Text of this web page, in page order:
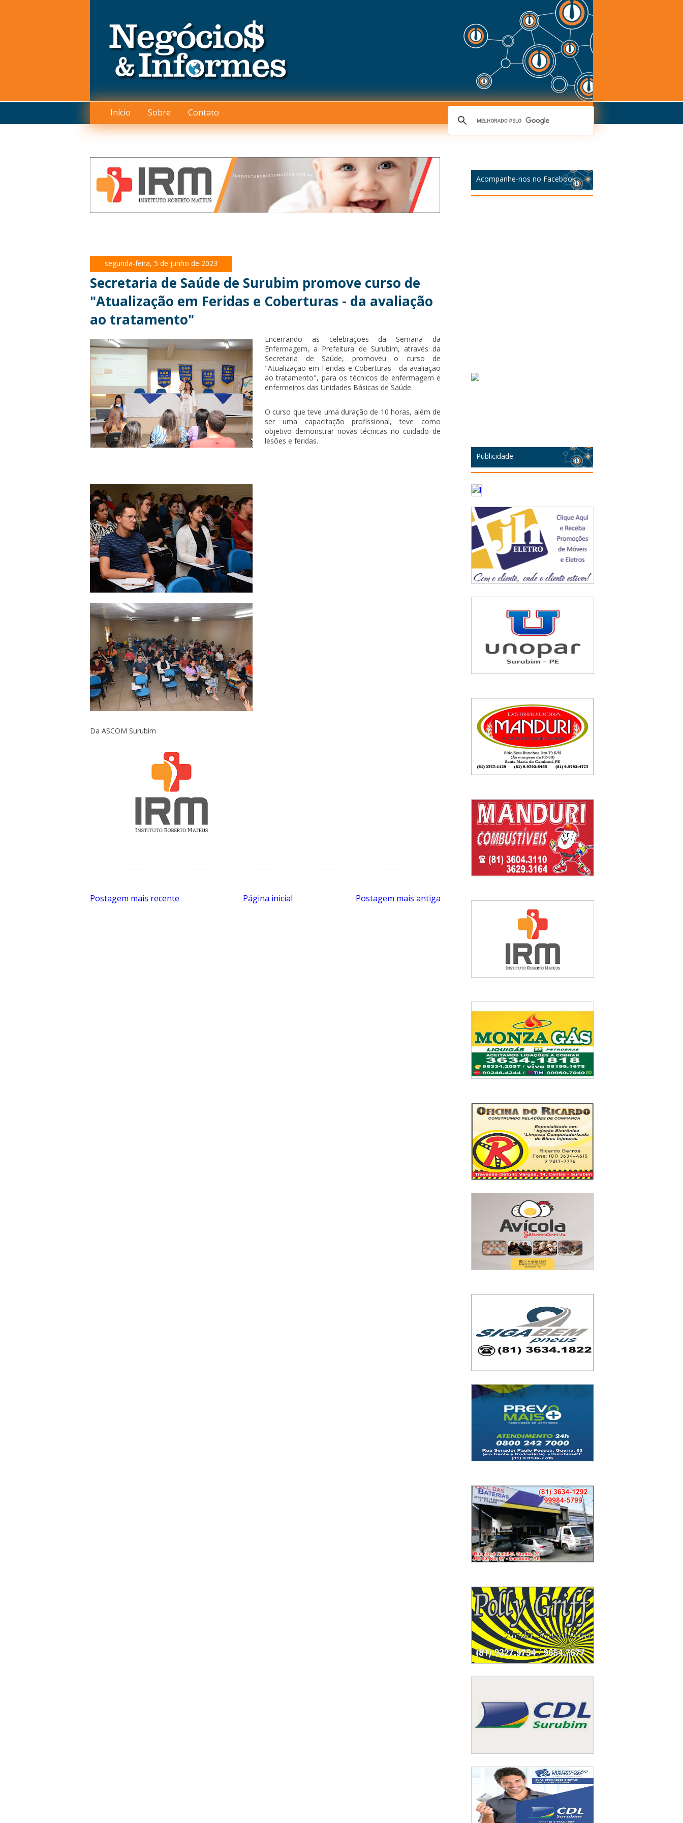
Início Sobre Contato
segunda-feira, 5 de junho de 2023
Secretaria de Saúde de Surubim promove curso de
"Atualização em Feridas e Coberturas - da avaliação
ao tratamento"
Encerrando as celebrações da Semana da
Enfermagem, a Prefeitura de Surubim, através da
Secretaria de Saúde, promoveu o curso de
"Atualização em Feridas e Coberturas - da avaliação
ao tratamento", para os técnicos de enfermagem e
enfermeiros das Unidades Básicas de Saúde.
O curso que teve uma duração de 10 horas, além de
ser uma capacitação profissional, teve como
objetivo demonstrar novas técnicas no cuidado de
lesões e feridas.
Da ASCOM Surubim
Postagem mais recente Postagem mais antiga
Página inicial
Acompanhe-nos no Facebook
Publicidade